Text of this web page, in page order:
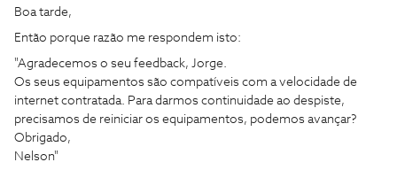
Boa tarde,
Então porque razão me respondem isto:
"Agradecemos o seu feedback, Jorge.
Os seus equipamentos são compatíveis com a velocidade de
internet contratada. Para darmos continuidade ao despiste,
precisamos de reiniciar os equipamentos, podemos avançar?
Obrigado,
Nelson"